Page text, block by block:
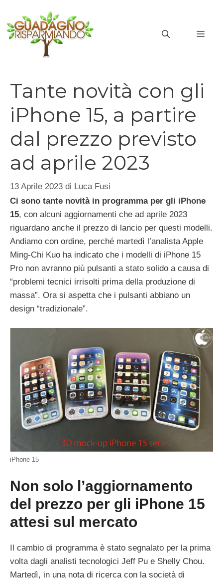
contenuto
Tante novità con gli
iPhone 15, a partire
dal prezzo previsto
ad aprile 2023
13 Aprile 2023 di Luca Fusi
Ci sono tante novità in programma per gli iPhone
15, con alcuni aggiornamenti che ad aprile 2023
riguardano anche il prezzo di lancio per questi modelli.
Andiamo con ordine, perché martedì l’analista Apple
Ming-Chi Kuo ha indicato che i modelli di iPhone 15
Pro non avranno più pulsanti a stato solido a causa di
“problemi tecnici irrisolti prima della produzione di
massa”. Ora si aspetta che i pulsanti abbiano un
design “tradizionale”.
iPhone 15
Non solo l’aggiornamento
del prezzo per gli iPhone 15
attesi sul mercato
Il cambio di programma è stato segnalato per la prima
volta dagli analisti tecnologici Jeff Pu e Shelly Chou.
Martedì, in una nota di ricerca con la società di